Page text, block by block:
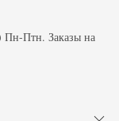
Птн. Заказы на